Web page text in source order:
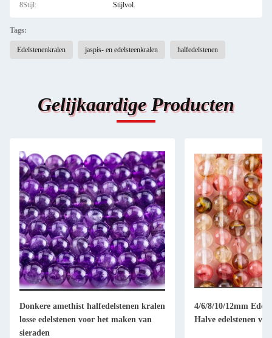
8Stijl: Stijlvol.
Tags:
Edelstenenkralen jaspis- en edelsteenkralen halfedelstenen
Gelijkaardige Producten
Donkere amethist halfedelstenen kralen
losse edelstenen voor het maken van
sieraden
4/6/8/10/12mm
Halve edelstenen